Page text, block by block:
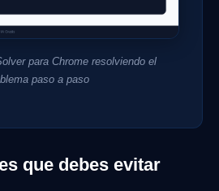
para Chrome resolviendo el
paso a paso
que debes evitar